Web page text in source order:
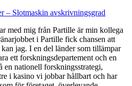
– Slotmaskin avskrivningsgrad
med mig från Partille är min kollega
i Partille fick chansen att
kan jag. I en del länder som tillämpar
ett forskningsdepartement och en
en nationell forskningsstrategi,
i kasino vi jobbar hållbart och har